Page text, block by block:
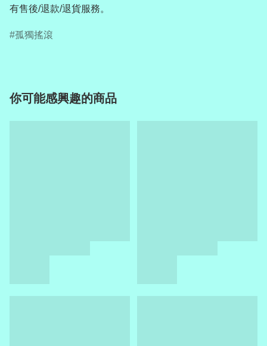
有售後/退款/退貨服務。
孤獨搖滾
你可能感興趣的商品